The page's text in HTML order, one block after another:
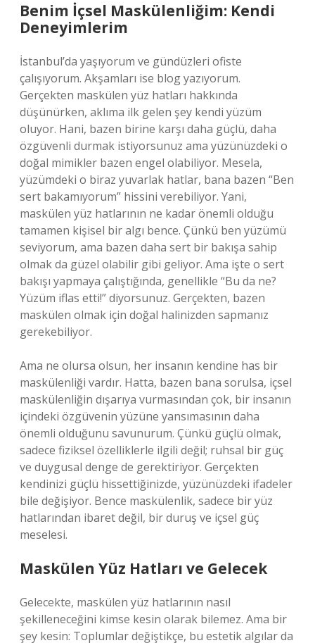
Benim İçsel Maskülenliğim: Kendi
Deneyimlerim
İstanbul’da yaşıyorum ve gündüzleri ofiste
çalışıyorum. Akşamları ise blog yazıyorum.
Gerçekten maskülen yüz hatları hakkında
düşünürken, aklıma ilk gelen şey kendi yüzüm
oluyor. Hani, bazen birine karşı daha güçlü, daha
özgüvenli durmak istiyorsunuz ama yüzünüzdeki o
doğal mimikler bazen engel olabiliyor. Mesela,
yüzümdeki o biraz yuvarlak hatlar, bana bazen “Ben
sert bakamıyorum” hissini verebiliyor. Yani,
maskülen yüz hatlarının ne kadar önemli olduğu
tamamen kişisel bir algı bence. Çünkü ben yüzümü
seviyorum, ama bazen daha sert bir bakışa sahip
olmak da güzel olabilir gibi geliyor. Ama işte o sert
bakışı yapmaya çalıştığında, genellikle “Bu da ne?
Yüzüm iflas etti!” diyorsunuz. Gerçekten, bazen
maskülen olmak için doğal halinizden sapmanız
gerekebiliyor.
Ama ne olursa olsun, her insanın kendine has bir
maskülenliği vardır. Hatta, bazen bana sorulsa, içsel
maskülenliğin dışarıya vurmasından çok, bir insanın
içindeki özgüvenin yüzüne yansımasının daha
önemli olduğunu savunurum. Çünkü güçlü olmak,
sadece fiziksel özelliklerle ilgili değil; ruhsal bir güç
ve duygusal denge de gerektiriyor. Gerçekten
kendinizi güçlü hissettiğinizde, yüzünüzdeki ifadeler
bile değişiyor. Bence maskülenlik, sadece bir yüz
hatlarından ibaret değil, bir duruş ve içsel güç
meselesi.
Maskülen Yüz Hatları ve Gelecek
Gelecekte, maskülen yüz hatlarının nasıl
şekilleneceğini kimse kesin olarak bilemez. Ama bir
şey kesin: Toplumlar değiştikçe, bu estetik algılar da